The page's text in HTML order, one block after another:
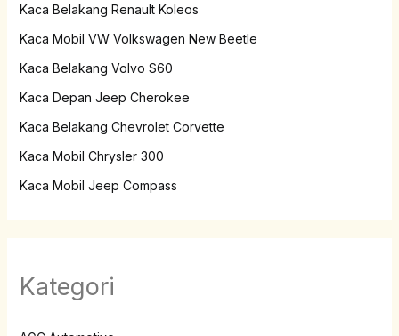
Kaca Belakang Renault Koleos
Kaca Mobil VW Volkswagen New Beetle
Kaca Belakang Volvo S60
Kaca Depan Jeep Cherokee
Kaca Belakang Chevrolet Corvette
Kaca Mobil Chrysler 300
Kaca Mobil Jeep Compass
Kategori